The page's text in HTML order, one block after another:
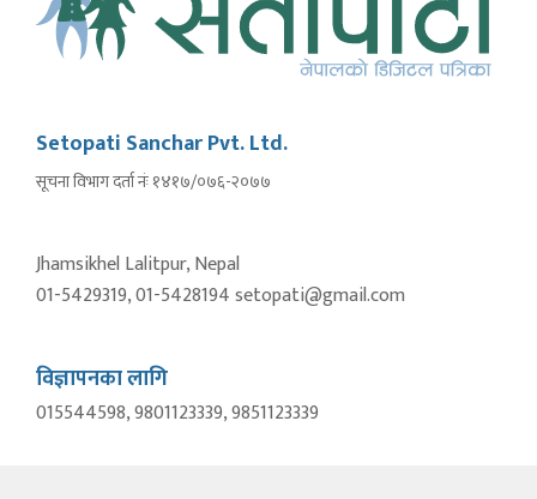
Setopati Sanchar Pvt. Ltd.
सूचना विभाग दर्ता नंः १४१७/०७६-२०७७
Jhamsikhel Lalitpur, Nepal
01-5429319, 01-5428194 setopati@gmail.com
विज्ञापनका लागि
015544598, 9801123339, 9851123339